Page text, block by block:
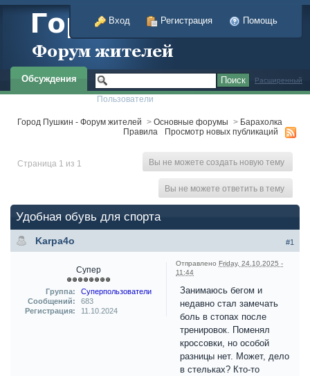
Вход Регистрация Помощь
Расширенный
Обсуждения
Пользователи
Город Пушкин - Форум жителей > Основные форумы > Барахолка
Правила
Просмотр новых публикаций
Страница 1 из 1 Вы не можете создать новую тему
Вы не можете ответить в тему
Удобная обувь для спорта
#1
Karpa4o
Супер
Группа:
Суперпользователи
Сообщений:
683
Регистрация:
11.10.2024
Отправлено Friday, 24.10.2025 -
11:44
Занимаюсь бегом и
недавно стал замечать
боль в стопах после
тренировок. Поменял
кроссовки, но особой
разницы нет. Может, дело
в стельках? Кто-то